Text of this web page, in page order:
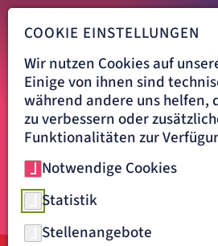
COOKIE EINSTELLUNGEN
Wir nutzen Cookies auf
Einige von ihnen sind
während andere uns helfen,
zu verbessern oder
Funktionalitäten zur
Notwendige Cookies
Statistik
Stellenangebote